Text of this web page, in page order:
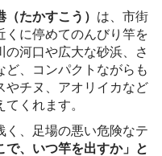
（たかすこう） は、市街
くに停めてのんびり竿を
河口や広大な砂浜、さ
ど、コンパクトながらも
やチヌ、アオリイカなど
くれます。
く、足場の悪い危険なテ
で、いつ竿を出すか」と